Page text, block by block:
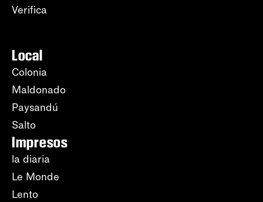
Verifica
Local
Colonia
Maldonado
Paysandú
Salto
Impresos
la diaria
Le Monde
Lento